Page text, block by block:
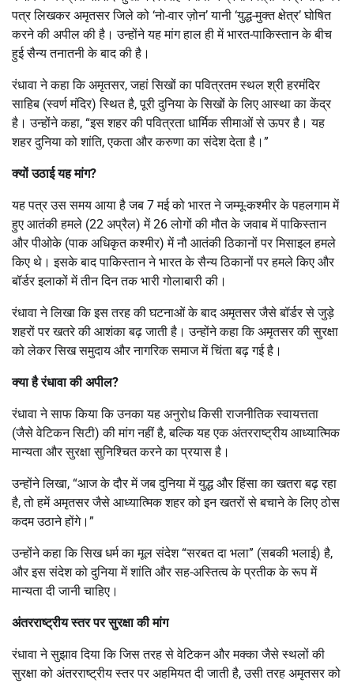
पत्र लिखकर अमृतसर जिले को ‘नो-वार ज़ोन’ यानी ‘युद्ध-मुक्त क्षेत्र’ घोषित
करने की अपील की है। उन्होंने यह मांग हाल ही में भारत-पाकिस्तान के बीच
हुई सैन्य तनातनी के बाद की है।
रंधावा ने कहा कि अमृतसर, जहां सिखों का पवित्रतम स्थल श्री हरमंदिर
साहिब (स्वर्ण मंदिर) स्थित है, पूरी दुनिया के सिखों के लिए आस्था का केंद्र
है। उन्होंने कहा, “इस शहर की पवित्रता धार्मिक सीमाओं से ऊपर है। यह
शहर दुनिया को शांति, एकता और करुणा का संदेश देता है।”
क्यों उठाई यह मांग?
यह पत्र उस समय आया है जब 7 मई को भारत ने जम्मू-कश्मीर के पहलगाम में
हुए आतंकी हमले (22 अप्रैल) में 26 लोगों की मौत के जवाब में पाकिस्तान
और पीओके (पाक अधिकृत कश्मीर) में नौ आतंकी ठिकानों पर मिसाइल हमले
किए थे। इसके बाद पाकिस्तान ने भारत के सैन्य ठिकानों पर हमले किए और
बॉर्डर इलाकों में तीन दिन तक भारी गोलाबारी की।
रंधावा ने लिखा कि इस तरह की घटनाओं के बाद अमृतसर जैसे बॉर्डर से जुड़े
शहरों पर खतरे की आशंका बढ़ जाती है। उन्होंने कहा कि अमृतसर की सुरक्षा
को लेकर सिख समुदाय और नागरिक समाज में चिंता बढ़ गई है।
क्या है रंधावा की अपील?
रंधावा ने साफ किया कि उनका यह अनुरोध किसी राजनीतिक स्वायत्तता
(जैसे वेटिकन सिटी) की मांग नहीं है, बल्कि यह एक अंतरराष्ट्रीय आध्यात्मिक
मान्यता और सुरक्षा सुनिश्चित करने का प्रयास है।
उन्होंने लिखा, “आज के दौर में जब दुनिया में युद्ध और हिंसा का खतरा बढ़ रहा
है, तो हमें अमृतसर जैसे आध्यात्मिक शहर को इन खतरों से बचाने के लिए ठोस
कदम उठाने होंगे।”
उन्होंने कहा कि सिख धर्म का मूल संदेश “सरबत दा भला” (सबकी भलाई) है,
और इस संदेश को दुनिया में शांति और सह-अस्तित्व के प्रतीक के रूप में
मान्यता दी जानी चाहिए।
अंतरराष्ट्रीय स्तर पर सुरक्षा की मांग
रंधावा ने सुझाव दिया कि जिस तरह से वेटिकन और मक्का जैसे स्थलों की
सुरक्षा को अंतरराष्ट्रीय स्तर पर अहमियत दी जाती है, उसी तरह अमृतसर को